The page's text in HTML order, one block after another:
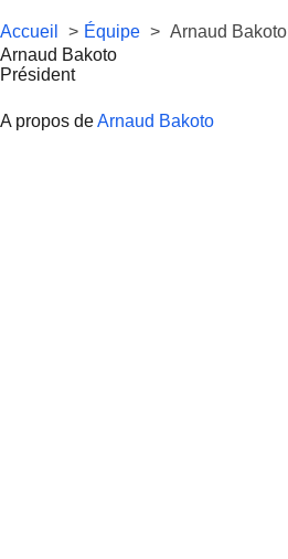
Accueil Équipe
Arnaud Bakoto
Arnaud Bakoto
Président
A propos deArnaud Bakoto